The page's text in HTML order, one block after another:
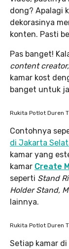
dong? Apalagi
dekorasinya
konten. Pasti
Pas banget!
content
kamar kost
banget untuk
Rukita Potlot Duren
Contohnya
di Jakarta
kamar yang
kamar Create
seperti Stand
Holder Stand,
lainnya.
Rukita Potlot Duren
Setiap kamar di